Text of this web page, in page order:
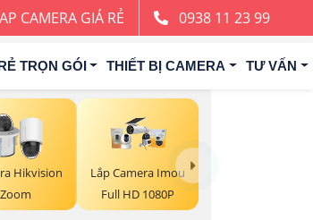
CAMERA GIÁ RẺ 0938 11 23 99
TRỌN GÓI THIẾT BỊ CAMERA TƯ VẤN
Hikvision
Zoom
Lắp Camera Imou
Full HD 1080P